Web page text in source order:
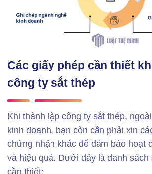
Các giấy phép cần thiết
công ty sắt thép
Khi thành lập công ty sắt thép,
kinh doanh, bạn còn cần phải xin
chứng nhận khác để đảm bảo hoạt
và hiệu quả. Dưới đây là danh sách
cần thiết: